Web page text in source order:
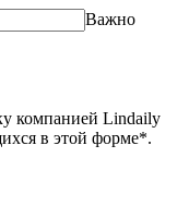
Важно
компанией Lindaily
в этой форме*.